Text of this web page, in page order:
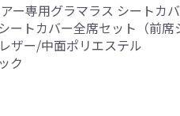
ー専用グラマラス シートカ
ートカバー全席セット（前
ザー/中面ポリエステル
ク